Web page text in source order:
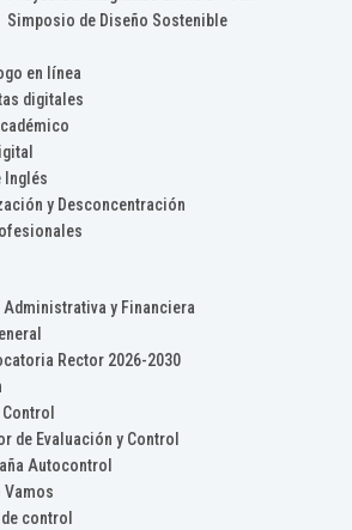
Simposio de Diseño Sostenible
en línea
digitales
Inglés
y Desconcentración
y Financiera
Rector 2026-2030
de Evaluación y Control
Autocontrol
Vamos
control